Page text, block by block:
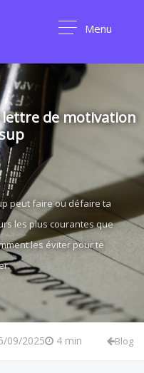
Menu
de motivation
peut faire ou défaire ta
les plus courantes que
les éviter pour te
09/2025 4 min Blog